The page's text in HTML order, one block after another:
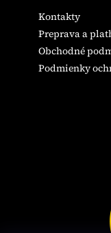
Kontakty
Preprava a
Obchodné
Podmienky